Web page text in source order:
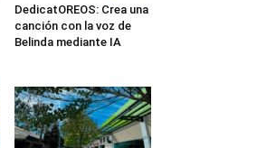
DedicatOREOS: Crea una
canción con la voz de
Belinda mediante IA